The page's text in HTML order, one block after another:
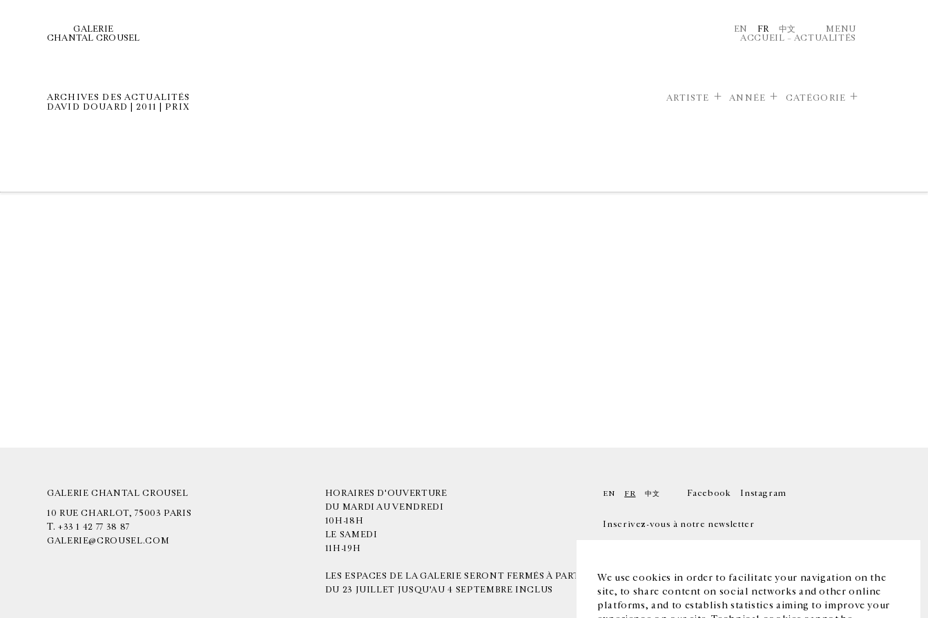
We use cookies in order to facilitate your navigation on the
site, to share content on social networks and other online
platforms, and to establish statistics aiming to improve your
GALERIE
CHANTAL CROUSEL
EN FR 中文
MENU
ACCUEIL – ACTUALITÉS
ARCHIVES DES ACTUALITÉS
DAVID DOUARD | 2011 | PRIX
ARTISTE ANNÉE CATÉGORIE
GALERIE CHANTAL CROUSEL
10 RUE CHARLOT, 75003 PARIS
T. +33 1 42 77 38 87
GALERIE@CROUSEL.COM
HORAIRES D'OUVERTURE
DU MARDI AU VENDREDI
10H-18H
LE SAMEDI
11H-19H
LES ESPACES DE LA GALERIE SERONT FERMÉS À PARTIR
DU 23 JUILLET JUSQU'AU 4 SEPTEMBRE INCLUS
EN FR 中文 Facebook Instagram
Inscrivez-vous à notre newsletter